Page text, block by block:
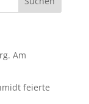
Am
feierte